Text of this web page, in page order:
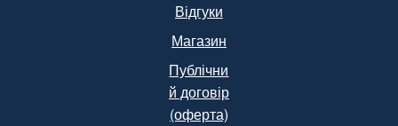
Відгуки
Магазин
Публічни
й договір
(оферта)